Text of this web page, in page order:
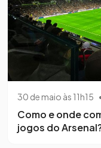
30 de maio às 11h15
Como e onde
jogos do